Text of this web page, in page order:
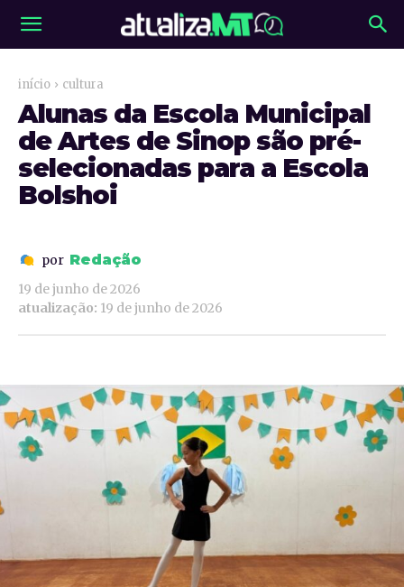
início cultura
Alunas da Escola Municipal
de Artes de Sinop são pré-
selecionadas para a Escola
Bolshoi
por Redação
19 de junho de 2026
atualização: 19 de junho de 2026